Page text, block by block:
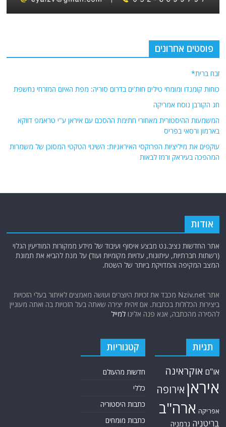
פוסטים אחרונים
זבח ברית*
כוחות קומנדו ומומחי טילים חות'ים בדרום סוריה: מפת האיום המזרחי נחשפת
חג הקורבן נוסח אמריקה
המשמעות ההיסטורית מאחורי חתימת ההסכם עם איראן ע"י טראמפ דווקא
בארמון ורסאי בפריס
עוקפים את מיליציות הפרוקסי האיראניות: השינוי הטקטי המסוכן של משמרות
המהפכה בעיראק ורמז לבאות
אודות
אתר החדשות נציב.נט מבצע איסוף ועיבוד של מידע ממקורות המודיעין הגלוי
(רשתות חברתיות, עיתונות, עדויות מקומיות ועוד) על מנת להביא את תמונת
המצב המקיפה והמדויקת ביותר של השטח.
אתר Nziv.net מכבד את זכויות היוצרים ועושה מאמצים לאיתור בעלי הזכויות
ביצירות הכלולות בכתבות. אם זיהית יצירה שאתה בעל הזכויות בה ואתה מעוניין
להסירה מהכתבה, אנא פנה אלינולמייל
תגיות
או"ם אוקראינה
איראן אירופה
אפריקה ארה"ב
בריטניה גרמניה
קטגוריות
חדשות מהעולם
כללי
כתבות היסטוריה
כתבות מומחים